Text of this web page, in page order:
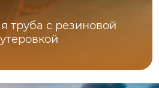
труба с резиновой